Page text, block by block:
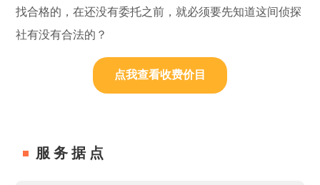
找合格的，在还没有委托之前，就必须要先知道这间侦探
社有没有合法的？
点我查看收费价目
服务据点